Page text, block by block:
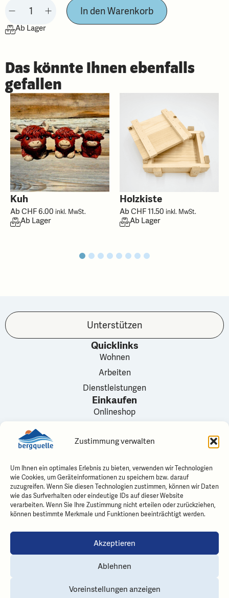
Zustimmung verwalten
Um Ihnen ein optimales Erlebnis zu bieten, verwenden wir Technologien
wie Cookies, um Geräteinformationen zu speichern bzw. darauf
zuzugreifen. Wenn Sie diesen Technologien zustimmen, können wir Daten
wie das Surfverhalten oder eindeutige IDs auf dieser Website
verarbeiten. Wenn Sie Ihre Zustimmung nicht erteilen oder zurückziehen,
können bestimmte Merkmale und Funktionen beeinträchtigt werden.
Akzeptieren
Ablehnen
Voreinstellungen anzeigen
In den Warenkorb
Ab Lager
Das könnte Ihnen ebenfalls
gefallen
Kuh
Ab CHF 6.00 inkl. MwSt.
Ab Lager
Holzkiste
Ab CHF11.50 inkl. MwSt.
Ab Lager
Unterstützen
Quicklinks
Wohnen
Arbeiten
Dienstleistungen
Einkaufen
Onlineshop
Mein Konto
Kontakt
Bergquelle
Karl Haueter-Strasse 2
3770 Zweisimmen
info@bergquelle.ch
Folgen Sie uns